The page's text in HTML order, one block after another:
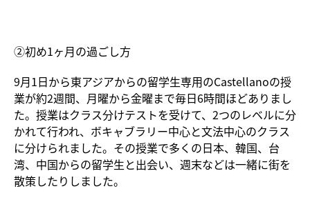
②初め1ヶ月の過ごし方
9月1日から東アジアからの留学生専用のCastellanoの授
業が約2週間、月曜から金曜まで毎日6時間ほどありまし
た。授業はクラス分けテストを受けて、2つのレベルに分
かれて行われ、ボキャブラリー中心と文法中心のクラス
に分けられました。その授業で多くの日本、韓国、台
湾、中国からの留学生と出会い、週末などは一緒に街を
散策したりしました。